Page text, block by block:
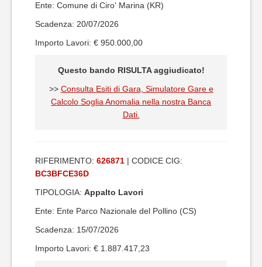
Ente: Comune di Ciro' Marina (KR)
Scadenza: 20/07/2026
Importo Lavori: € 950.000,00
Questo bando RISULTA aggiudicato!
>> Consulta Esiti di Gara, Simulatore Gare e
Calcolo Soglia Anomalia nella nostra Banca
Dati.
RIFERIMENTO: 626871 | CODICE CIG:
BC3BFCE36D
TIPOLOGIA: Appalto Lavori
Ente: Ente Parco Nazionale del Pollino (CS)
Scadenza: 15/07/2026
Importo Lavori: € 1.887.417,23